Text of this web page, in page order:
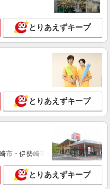
田尻町４－６－６
詳細を見る
）
フ
以上 給料前払い：勤務実績の7割ま
東滑川町4丁目14-18
詳細を見る
円〜 ★頑張りにより昇給あ
とりあえずキープ
とりあえずキープ
市・伊勢崎市・太田市・館林市
とりあえずキープ